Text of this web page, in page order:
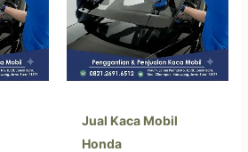
Jual Kaca Mobil
Honda